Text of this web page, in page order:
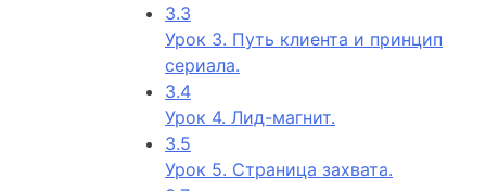
3.3
Урок 3. Путь клиента и принцип
сериала.
3.4
Урок 4. Лид-магнит.
3.5
Урок 5. Страница захвата.